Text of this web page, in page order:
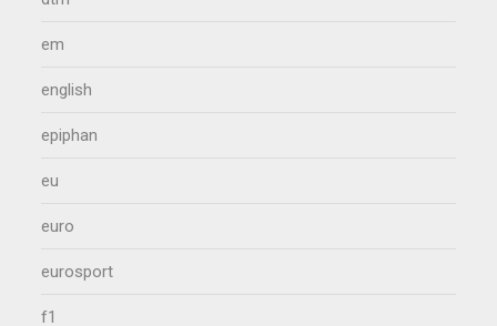
em
english
epiphan
eu
euro
eurosport
f1